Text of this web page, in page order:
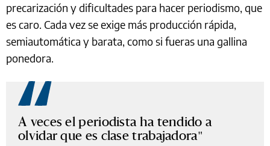
precarización y dificultades para hacer periodismo, que
es caro. Cada vez se exige más producción rápida,
semiautomática y barata, como si fueras una gallina
ponedora.
A veces el periodista ha tendido a
olvidar que es clase trabajadora